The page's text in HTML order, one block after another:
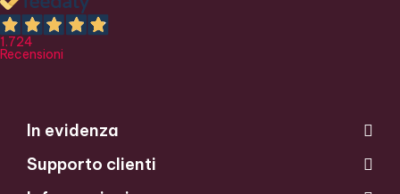
1.724
Recensioni
In evidenza
Supporto clienti